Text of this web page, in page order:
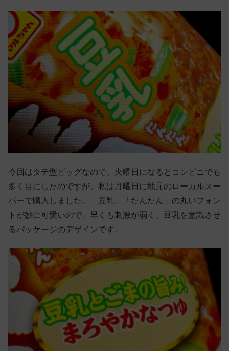
今回はタテ型ビッグなので、火曜日になるとコンビニでも
多く目にしたのですが、私は月曜日に地元のローカルスー
パーで購入しました。「豆乳」「たんたん」の丸いフォン
トが妙に可愛いので、早くも刺激が弱く、豆乳を意識させ
るパッケージのデザインです。